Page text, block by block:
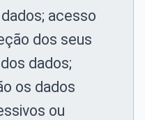
acesso
dos seus
dados;
os dados
ou